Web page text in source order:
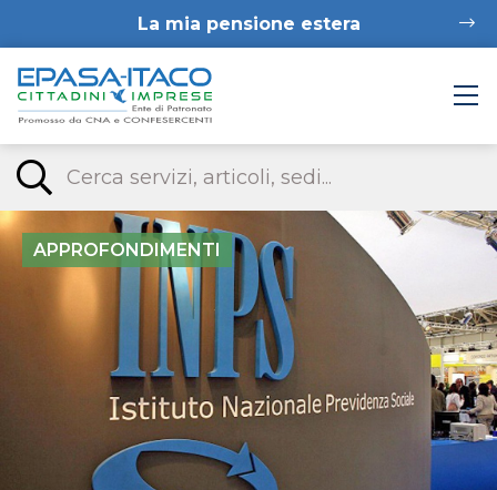
La mia pensione estera
APPROFONDIMENTI